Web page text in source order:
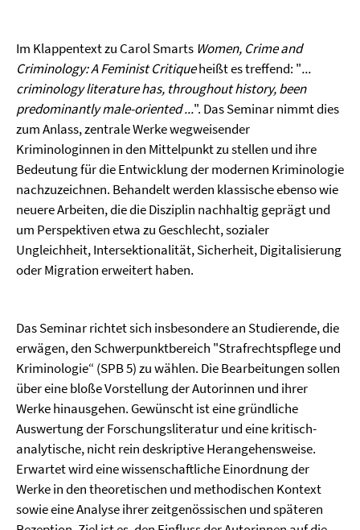
Im Klappentext zu Carol Smarts Women, Crime and
Criminology: A Feminist Critiqueheißt es treffend: "...
criminology literature has, throughout history, been
predominantly male-oriented ...". Das Seminar nimmt dies
zum Anlass, zentrale Werke wegweisender
Kriminologinnen in den Mittelpunkt zu stellen und ihre
Bedeutung für die Entwicklung der modernen Kriminologie
nachzuzeichnen. Behandelt werden klassische ebenso wie
neuere Arbeiten, die die Disziplin nachhaltig geprägt und
um Perspektiven etwa zu Geschlecht, sozialer
Ungleichheit, Intersektionalität, Sicherheit, Digitalisierung
oder Migration erweitert haben.
Das Seminar richtet sich insbesondere an Studierende, die
erwägen, den Schwerpunktbereich "Strafrechtspflege und
Kriminologie“ (SPB 5) zu wählen. Die Bearbeitungen sollen
über eine bloße Vorstellung der Autorinnen und ihrer
Werke hinausgehen. Gewünscht ist eine gründliche
Auswertung der Forschungsliteratur und eine kritisch-
analytische, nicht rein deskriptive Herangehensweise.
Erwartet wird eine wissenschaftliche Einordnung der
Werke in den theoretischen und methodischen Kontext
sowie eine Analyse ihrer zeitgenössischen und späteren